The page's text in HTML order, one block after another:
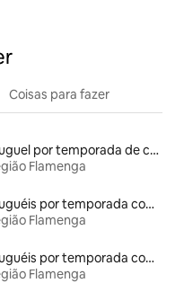
Coisas para fazer
Aluguel por temporada de casas de hóspedes
Flamenga
Aluguéis por temporada com caiaque
Flamenga
Aluguéis por temporada com acesso ao lago
Flamenga